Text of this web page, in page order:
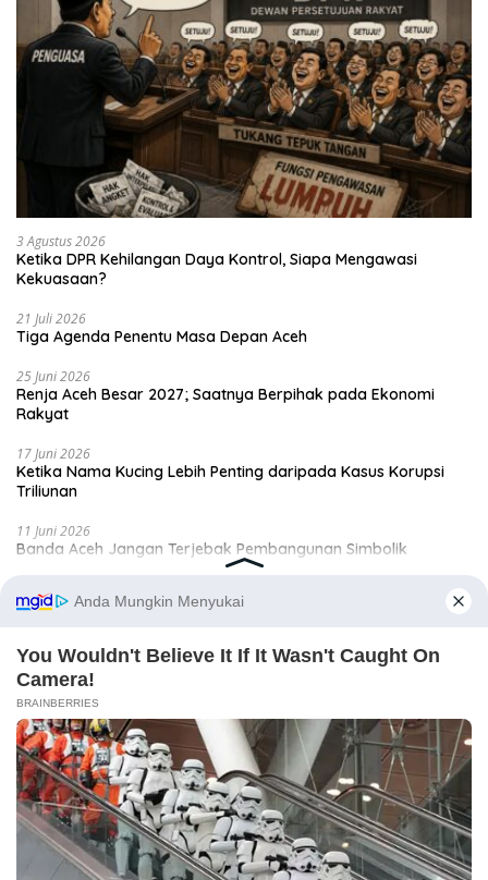
3 Agustus 2026
Ketika DPR Kehilangan Daya Kontrol, Siapa Mengawasi
Kekuasaan?
21 Juli 2026
Tiga Agenda Penentu Masa Depan Aceh
25 Juni 2026
Renja Aceh Besar 2027; Saatnya Berpihak pada Ekonomi
Rakyat
17 Juni 2026
Ketika Nama Kucing Lebih Penting daripada Kasus Korupsi
Triliunan
11 Juni 2026
Banda Aceh Jangan Terjebak Pembangunan Simbolik
9 Juni 2026
Tol Sibanceh; Jalan Mulus yang Mematikan Ekonomi Saree
Selengkapnya
Editorial
6 Agustus 2026
Anda Lancang, Tuan Amran!